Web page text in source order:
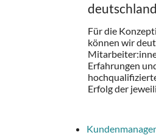
Für die
können wir
Erfahrungen
Erfolg der